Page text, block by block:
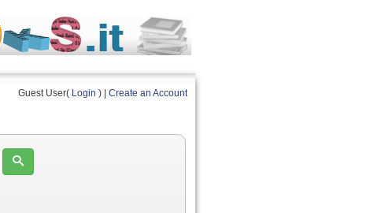
Guest User( Login ) | Create an Account